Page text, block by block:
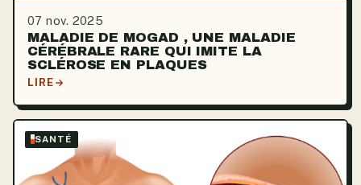
07 nov. 2025
MALADIE DE MOGAD , UNE MALADIE
CÉRÉBRALE RARE QUI IMITE LA
SCLÉROSE EN PLAQUES
LIRE
SANTÉ